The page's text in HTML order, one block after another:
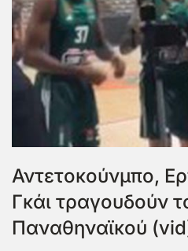
Αντετοκούνμπο,
Γκάι τραγουδούν
Παναθηναϊκού